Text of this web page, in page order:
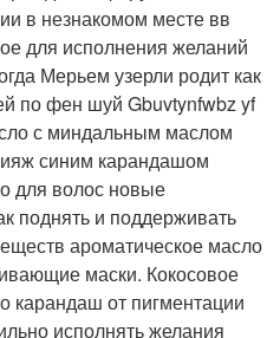
в незнакомом месте вв
для исполнения желаний
Мерьем узерли родит как
по фен шуй Gbuvtynfwbz yf
с миндальным маслом
синим карандашом
для волос новые
поднять и поддерживать
ароматическое масло
маски. Кокосовое
карандаш от пигментации
исполнять желания